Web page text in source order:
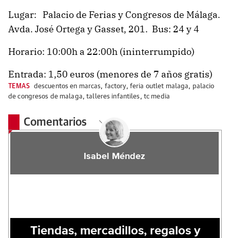
Lugar: Palacio de Ferias y Congresos de Málaga.
Avda. José Ortega y Gasset, 201. Bus: 24 y 4
Horario: 10:00h a 22:00h (ininterrumpido)
Entrada: 1,50 euros (menores de 7 años gratis)
TEMAS descuentos en marcas, factory, feria outlet malaga, palacio
de congresos de malaga,talleres infantiles, tc media
Comentarios
Isabel Méndez
Tiendas, mercadillos, regalos y